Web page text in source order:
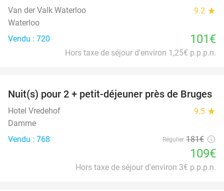
Van der Valk Waterloo 9.2 star
Waterloo
Vendu : 720
101€
Hors taxe de séjour d'environ 1,25€ p.p.p.n.
40%
Nuit(s) pour 2 + petit-déjeuner près de Bruges
Hotel Vredehof 9.5 star
Damme
Vendu : 768
Régulier 181€
109€
Hors taxe de séjour d'environ 3€ p.p.p.n.